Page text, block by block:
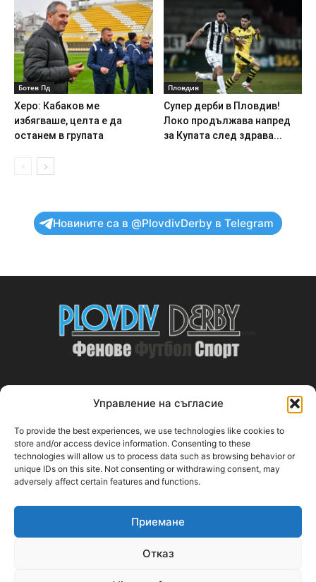
Управление на съгласие
To provide the best experiences, we use technologies like cookies to
store and/or access device information. Consenting to these
technologies will allow us to process data such as browsing behavior or
unique IDs on this site. Not consenting or withdrawing consent, may
adversely affect certain features and functions.
Приемане
Отказ
Ботев Пд
Херо: Кабаков ме
избягваше, целта е да
останем в групата
Пловдив
Супер дерби в Пловдив!
Локо продължава напред
за Купата след здрава...
Новините са в @PlovdivDerby в Telegram
ABOUT US
PlovdivDerby.com е първата пловдивска изцяло футболна
медия!
Свържи се с нас:plovdivderby.com@gmail.com
FOLLOW US